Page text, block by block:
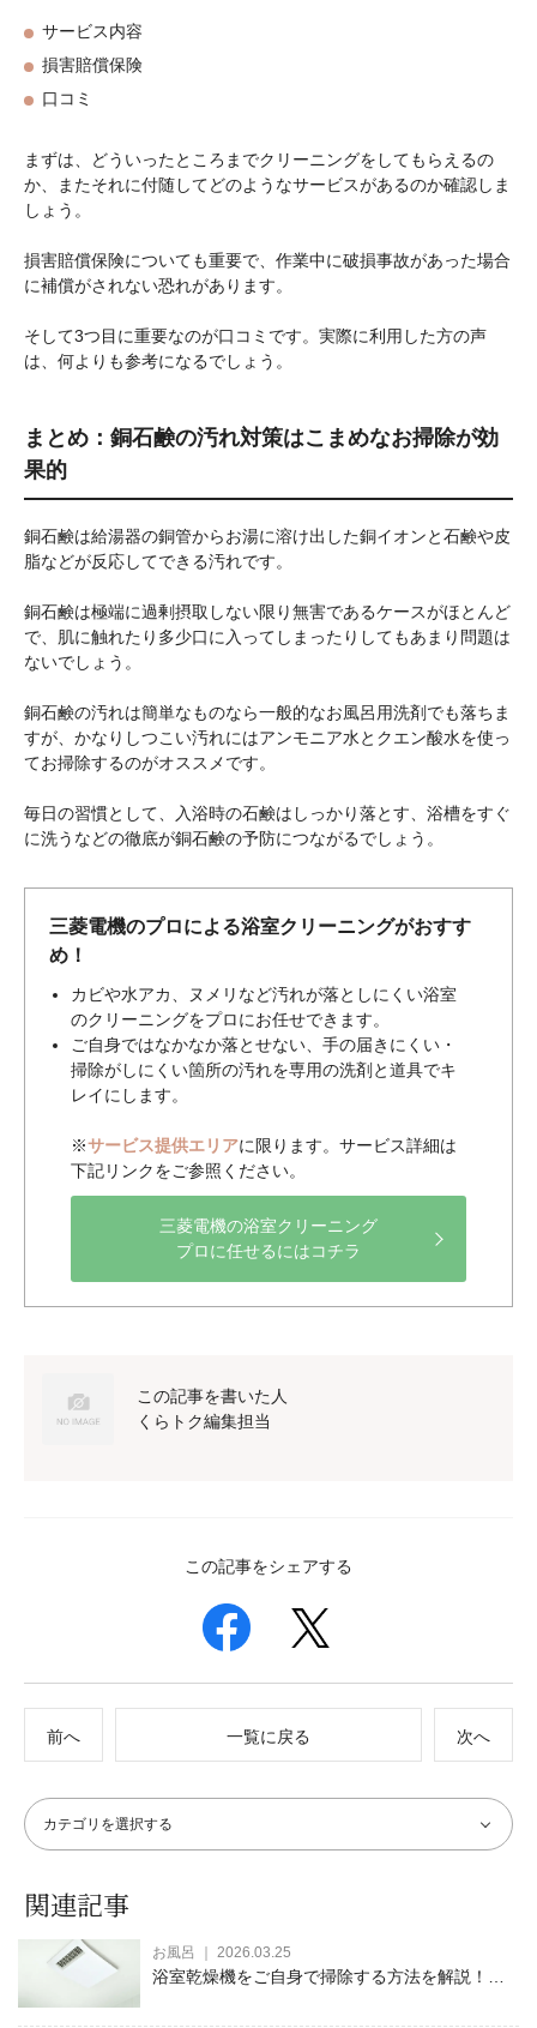
サービス内容
損害賠償保険
口コミ
まずは、どういったところまでクリーニングをしてもらえるの
か、またそれに付随してどのようなサービスがあるのか確認しま
しょう。
損害賠償保険についても重要で、作業中に破損事故があった場合
に補償がされない恐れがあります。
そして3つ目に重要なのが口コミです。実際に利用した方の声
は、何よりも参考になるでしょう。
まとめ：銅石鹸の汚れ対策はこまめなお掃除が効
果的
銅石鹸は給湯器の銅管からお湯に溶け出した銅イオンと石鹸や皮
脂などが反応してできる汚れです。
銅石鹸は極端に過剰摂取しない限り無害であるケースがほとんど
で、肌に触れたり多少口に入ってしまったりしてもあまり問題は
ないでしょう。
銅石鹸の汚れは簡単なものなら一般的なお風呂用洗剤でも落ちま
すが、かなりしつこい汚れにはアンモニア水とクエン酸水を使っ
てお掃除するのがオススメです。
毎日の習慣として、入浴時の石鹸はしっかり落とす、浴槽をすぐ
に洗うなどの徹底が銅石鹸の予防につながるでしょう。
三菱電機のプロによる浴室クリーニングがおすす
め！
カビや水アカ、ヌメリなど汚れが落としにくい浴室
のクリーニングをプロにお任せできます。
ご自身ではなかなか落とせない、手の届きにくい・
掃除がしにくい箇所の汚れを専用の洗剤と道具でキ
レイにします。
※サービス提供エリアに限ります。サービス詳細は
下記リンクをご参照ください。
三菱電機の浴室クリーニング
プロに任せるにはコチラ
この記事を書いた人
くらトク編集担当
この記事をシェアする
前へ 一覧に戻る 次へ
関連記事
お風呂 ｜ 2026.03.25
浴室乾燥機をご自身で掃除する方法を解説！安